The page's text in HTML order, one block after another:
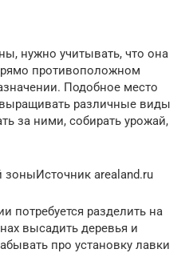
нужно учитывать, что она
противоположном
Подобное место
различные виды
за ними, собирать урожай,
зоныИсточник arealand.ru
потребуется разделить на
высадить деревья и
про установку лавки